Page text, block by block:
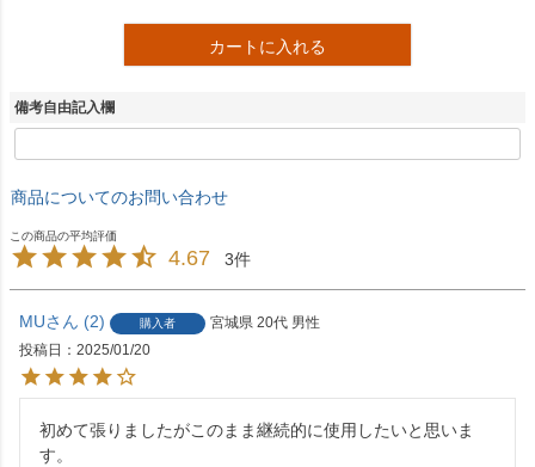
カートに入れる
備考自由記入欄
商品についてのお問い合わせ
4.67 3
MU 2 購入者 宮城県 20代 男性
投稿日
2025/01/20
初めて張りましたがこのまま継続的に使用したいと思いま
す。